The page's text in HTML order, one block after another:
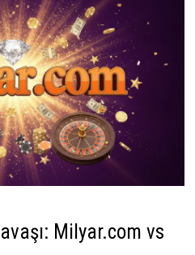
Milyar.com vs